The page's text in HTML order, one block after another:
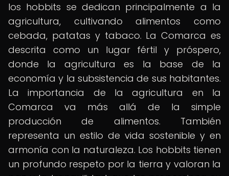
los hobbits se dedican principalmente a la
agricultura, cultivando alimentos como
cebada, patatas y tabaco. La Comarca es
descrita como un lugar fértil y próspero,
donde la agricultura es la base de la
economía y la subsistencia de sus habitantes.
La importancia de la agricultura en la
Comarca va más allá de la simple
producción de alimentos. También
representa un estilo de vida sostenible y en
armonía con la naturaleza. Los hobbits tienen
un profundo respeto por la tierra y valoran la